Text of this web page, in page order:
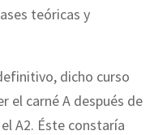
teóricas y
dicho curso
el carné A después de
A2. Éste constaría